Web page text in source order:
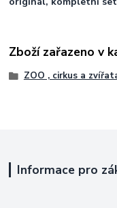
Zboží zařazeno v
ZOO , cirkus a
Informace pro